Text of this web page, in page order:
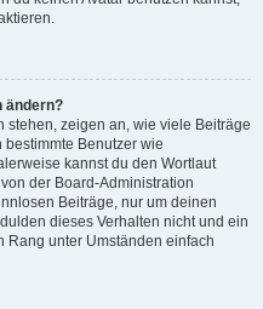
ändern?
stehen, zeigen an, wie viele Beiträge
Benutzer wie
kannst du den Wortlaut
der Board-Administration
Beiträge, nur um deinen
dieses Verhalten nicht und ein
Rang unter Umständen einfach